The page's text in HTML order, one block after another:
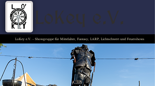
LoKey e.V.
LoKey e.V. - Showgruppe für Mittelalter, Fantasy, LARP, Lichtschwert und Feuershows